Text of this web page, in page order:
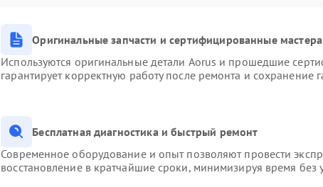
Оригинальные запчасти и сертифицированные мастера
Используются оригинальные детали Aorus и прошедшие
гарантирует корректную работу после ремонта и сохранение
Бесплатная диагностика и быстрый ремонт
Современное оборудование и опыт позволяют провести
восстановление в кратчайшие сроки, минимизируя время без